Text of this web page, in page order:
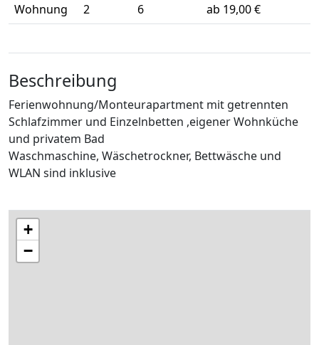
Wohnung
2 6 ab 19,00 €
Beschreibung
Ferienwohnung/Monteurapartment mit getrennten
Schlafzimmer und Einzelnbetten ,eigener Wohnküche
und privatem Bad
Waschmaschine, Wäschetrockner, Bettwäsche und
WLAN sind inklusive
+
−